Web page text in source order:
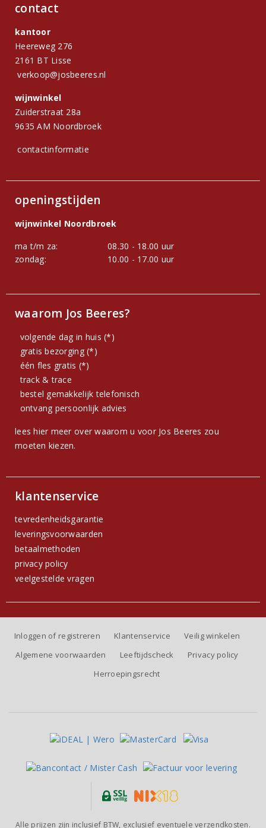
contact
kantoor
Heereweg 276
2161 BT Lisse
verkoop@josbeeres.nl
wijnwinkel
Zuiderstraat 28a
9635 AM Noordbroek
contactinformatie
openingstijden
wijnwinkel Noordbroek
ma t/m za:
08.30 - 18.00 uur
zondag:
10.00 - 17.00 uur
waarom Jos Beeres?
volgende dag in huis (*)
gratis bezorging (*)
één fles gratis (*)
track & trace
bestel gemakkelijk telefonisch
ontvang persoonlijk advies
lees hier meer over waarom u voor Jos Beeres zou
moeten kiezen.
klantenservice
tevredenheidsgarantie
leveringsvoorwaarden
betaalmethoden
privacy policy
veelgestelde vragen
Inloggen of registreren Klantenservice
Veilig winkelen
Algemene voorwaarden
Leeftijdscheck
Privacy policy
Herroepingsrecht
Alle prijzen zijn inclusief BTW, exclusief eventuele verzendkosten.